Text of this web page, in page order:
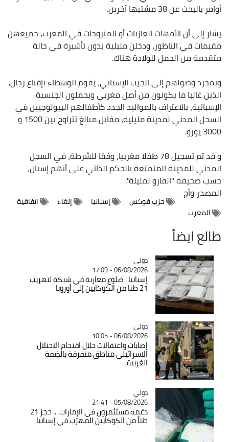
أوامر بالبحث عن 38 مشتبها آخرين.
يشار إلى أن الأمهات العازبات أو المتزوجات في المغرب، جميعهن
مقيمات في الناظور، ودخلن مليلية بدون تأشيرة في حالة
متقدمة من الحمل للولادة هناك.
وبمجرد وصولهم إلى الجيب الإسباني، يقوم الوسطاء بإقناع رجال،
الذين غالبا ما يكونون من أصل مغربي ويحملون الجنسية
الإسبانية، بالاعتراف بالمواليد الجدد كأطفالهم البيولوجيين في
السجل المدني لمدينة مليلية، مقابل مبالغ تتراوح بين 1500 و
3000 يورو.
و قد تم تسجيل 78 طفلا مغربيا، وفقا للشرطة، في السجل
المدني للمدينة المتمتعة بالحكم الذاتي على أنهم إسبان،
حسب صحيفة "الفارو لمليلة".
المصدروأج
حزب فوكس إسبانيا إلغاء
اتفاقية
المغرب
طالع ايضاً
Catégorie
دولي
06/08/2026 - 17:09
إسبانيا : ضلوع مغاربة في شبكة لتهريب
21 طنا من الكوكايين إلى أوروبا
Catégorie
دولي
06/08/2026 - 10:05
إصابات واعتقالات خلال اقتحام الاحتلال
الاسرائيلي مناطق متفرقة بالضفة
الغربية
Catégorie
دولي
05/08/2026 - 21:41
دعّمه مستثمرون في الإمارات ... حجز 21
طناً من الكوكايين المهرّب في إسبانيا